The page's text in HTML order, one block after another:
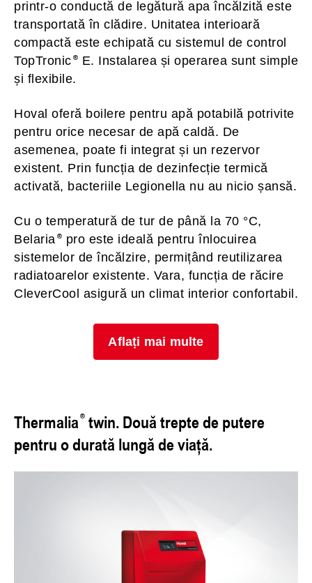
printr-o conductă de legătură apa încălzită este
transportată în clădire. Unitatea interioară
compactă este echipată cu sistemul de control
TopTronic
E. Instalarea și operarea sunt simple
și flexibile.
Hoval oferă boilere pentru apă potabilă potrivite
pentru orice necesar de apă caldă. De
asemenea, poate fi integrat și un rezervor
existent. Prin funcția de dezinfecție termică
activată, bacteriile Legionella nu au nicio șansă.
Cu o temperatură de tur de până la 70 °C,
Belaria
pro este ideală pentru înlocuirea
sistemelor de încălzire, permițând reutilizarea
radiatoarelor existente. Vara, funcția de răcire
CleverCool asigură un climat interior confortabil.
Aflați mai multe
Thermalia twin. Două trepte de putere
pentru o durată lungă de viață.